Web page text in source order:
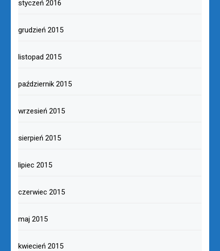
styczeń 2016
grudzień 2015
listopad 2015
październik 2015
wrzesień 2015
sierpień 2015
lipiec 2015
czerwiec 2015
maj 2015
kwiecień 2015